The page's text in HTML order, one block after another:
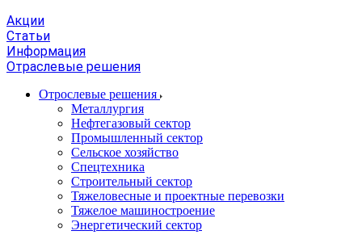
Акции
Статьи
Информация
Отраслевые решения
Отрослевые решения
Металлургия
Нефтегазовый сектор
Промышленный сектор
Сельское хозяйство
Спецтехника
Строительный сектор
Тяжеловесные и проектные перевозки
Тяжелое машиностроение
Энергетический сектор